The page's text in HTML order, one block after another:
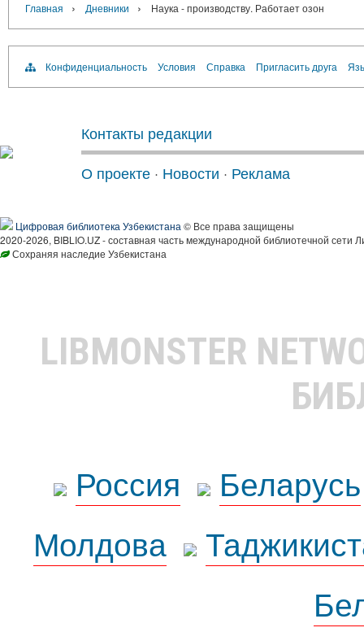
Главная › Дневники › Наука - производству. Работает озон
Конфиденциальность Условия Справка Пригласить друга
Контакты редакции
О проекте · Новости · Реклама
Цифровая библиотека Узбекистана © Все права защищены
2020-2026, BIBLIO.UZ - составная часть международной библиотечной сети
Сохраняя наследие Узбекистана
LIBMONSTER
Россия
Беларусь
Молдова